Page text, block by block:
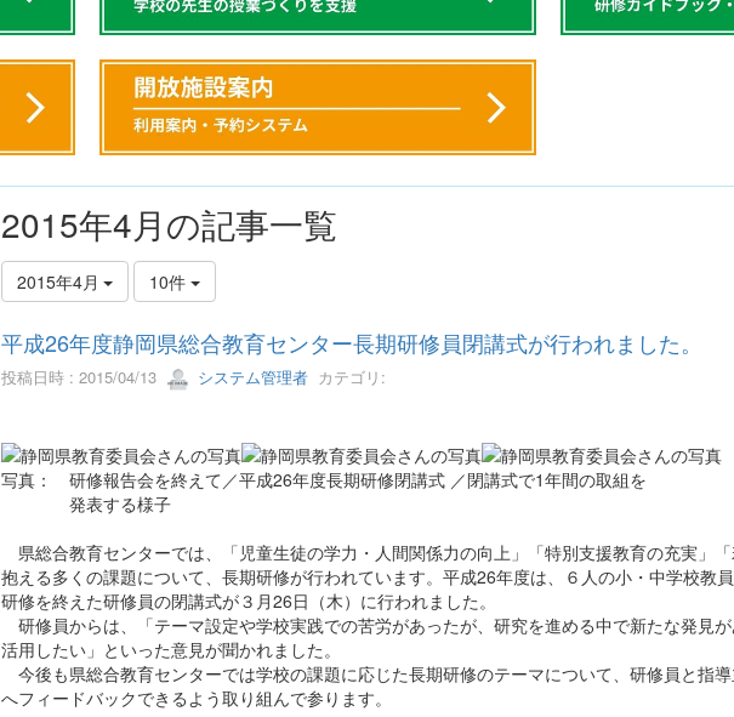
2015年4月の記事一覧
2015年4月 10件
平成26年度静岡県総合教育センター長期研修員閉講式が行われました。
投稿日時 : 2015/04/13 システム管理者カテゴリ:
写真： 研修報告会を終えて／平成26年度長期研修閉講式 ／閉講式で1年間の取組を
発表する様子
県総合教育センターでは、「児童生徒の学力・人間関係力の向上」「特別支援教育の充実」
抱える多くの課題について、長期研修が行われています。平成26年度は、６人の小・中学校教
研修を終えた研修員の閉講式が３月26日（木）に行われました。
研修員からは、「テーマ設定や学校実践での苦労があったが、研究を進める中で新たな発見
活用したい」といった意見が聞かれました。
今後も県総合教育センターでは学校の課題に応じた長期研修のテーマについて、研修員と指
へフィードバックできるよう取り組んで参ります。